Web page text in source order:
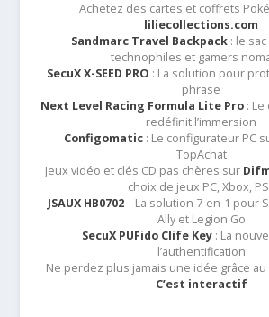
Achetez des cartes et coffrets
liliecollections.com
Sandmarc Travel Backpack : le
technophiles et gamers
SecuX X-SEED PRO : La solution pour
phrase
Next Level Racing Formula Lite Pro: Le
redéfinit l’immersion
Configomatic: Le configurateur PC
TopAchat
Jeux vidéo et clés CD pas chères sur
choix de jeux PC, Xbox,
JSAUX HB0702– La solution 7-en-1 pour
Ally et Legion Go
SecuX PUFido Clife Key : La
l’authentification
Ne perdez plus jamais une idée grâce au
C’est interactif